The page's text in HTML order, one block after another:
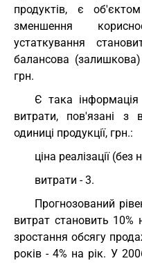
продуктів, є
зменшення
устаткування
балансова
грн.
Є така
витрати, пов'язані з
одиниці продукції, грн.:
ціна реалізації
витрати - 3.
Прогнозований
витрат становить 10%
зростання обсягу
років - 4% на рік. У